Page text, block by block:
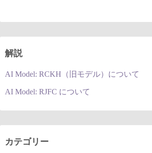
解説
AI Model: RCKH（旧モデル）について
AI Model: RJFC について
カテゴリー